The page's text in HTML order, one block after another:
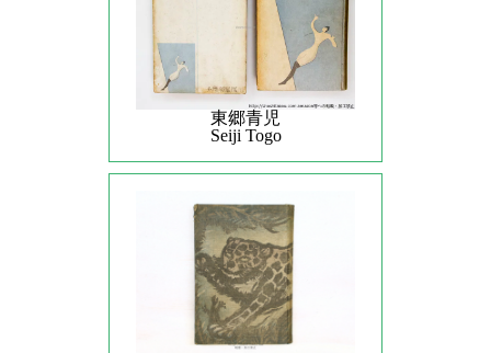
東郷青児
Seiji Togo